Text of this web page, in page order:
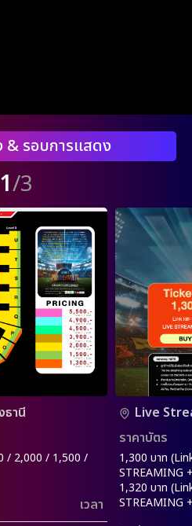
& รอบการแสดง
1/3
ธานี
/ 2,000 / 1,500 /
เวลา
Live
ราคาบัตร
1,300 บาท
STREAMING
1,320 บาท
STREAMING